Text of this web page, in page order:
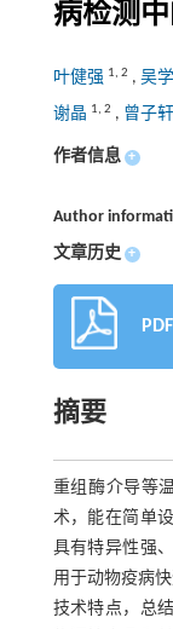
病检测
叶健强 1, 2 , 吴
谢晶 1, 2 , 曾子轩
作者信息 +
Author
文章历史 +
摘要
重组酶介导等
术，能在简单
具有特异性强
用于动物疫病
技术特点，总